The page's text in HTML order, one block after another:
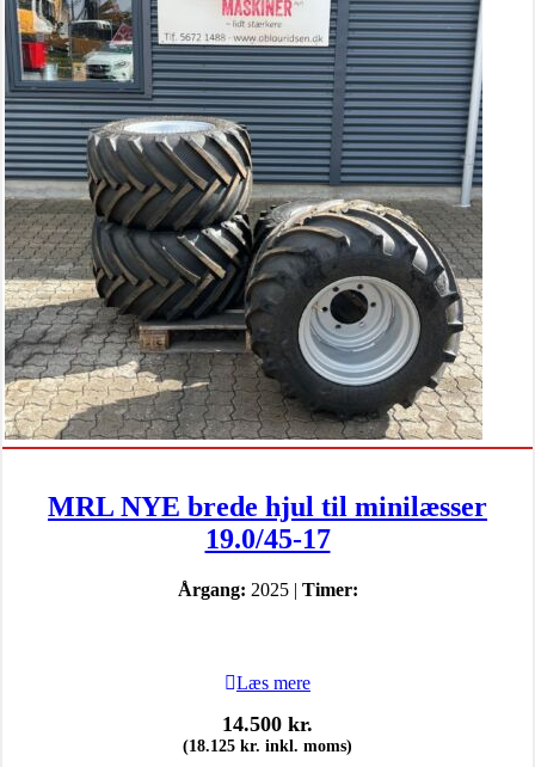
MRL NYE brede hjul til minilæsser
19.0/45-17
Årgang: 2025 | Timer:
Læs mere
14.500 kr.
(18.125 kr. inkl. moms)